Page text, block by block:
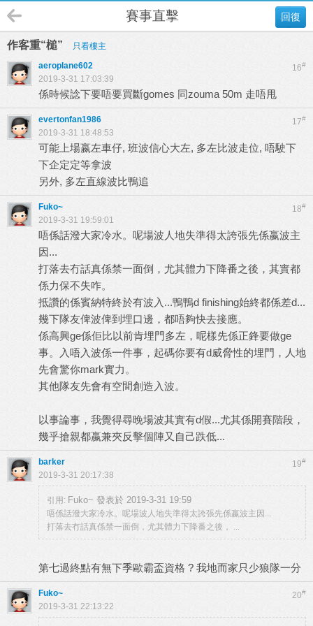
回復
賽事直擊
作客重“槌” 只看樓主
16#
aeroplane602
2019-3-31 17:03:39
係時候諗下要唔要買斷gomes 同zouma 50m 走唔甩
17#
evertonfan1986
2019-3-31 18:48:53
可能上場嬴左車仔, 班波信心大左, 多左比波走位, 唔駛下
下企定定等拿波
另外, 多左直線波比鴨追
18#
Fuko~
2019-3-31 19:59:01
唔係話潑大家冷水。呢場波人地失準得太誇張先係嬴波主
因...
打落去冇話真係禁一面倒，尤其體力下降番之後，其實都
係力保不失咋。
抵讚的係賓納特終於有波入...鴨鴨d finishing始終都係差d...
幾下隊友俾波俾到埋口邊，都唔夠快去接應。
係高興ge係佢比以前肯埋門多左，呢樣先係正鋒要做ge
事。入唔入波係一件事，起碼你要有d威脅性的埋門，人地
先會驚你mark實力。
其他隊友先會有空間創造入波。
以事論事，我覺得尋晚場波其實有d假...尤其係開賽階段，
幾乎搶親都嬴兼夾反擊個陣又自己跌低...
19#
barker
2019-3-31 20:17:38
引用: Fuko~ 發表於 2019-3-31 19:59
唔係話潑大家冷水。呢場波人地失準得太誇張先係嬴波主因...
打落去冇話真係禁一面倒，尤其體力下降番之後， ...
第七過終點有無下季歐霸盃資格 ? 我地而家只少狼隊一分
20#
Fuko~
2019-3-31 22:13:22